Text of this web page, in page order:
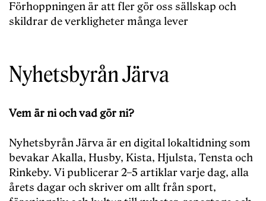
Förhoppningen är att fler gör oss sällskap och
skildrar de verkligheter många lever
Nyhetsbyrån Järva
Vem är ni och vad gör ni?
Nyhetsbyrån Järva är en digital lokaltidning som
bevakar Akalla, Husby, Kista, Hjulsta, Tensta och
Rinkeby. Vi publicerar 2–5 artiklar varje dag, alla
årets dagar och skriver om allt från sport,